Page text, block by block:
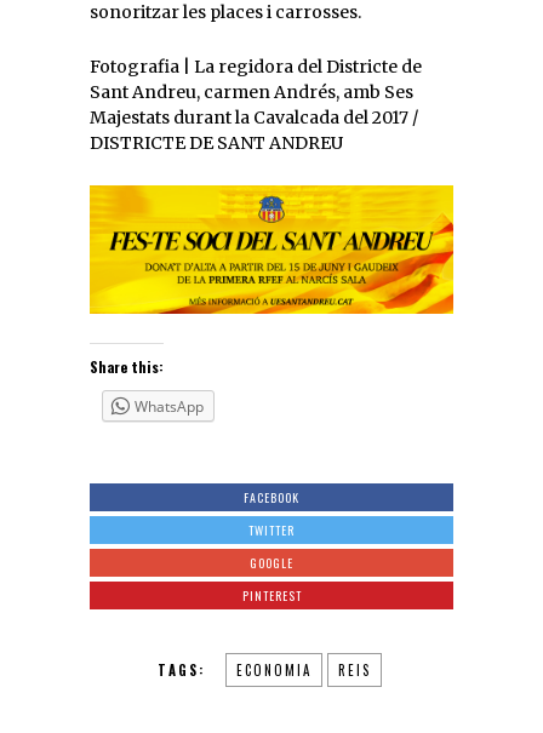
sonoritzar les places i carrosses.
Fotografia | La regidora del Districte de
Sant Andreu, carmen Andrés, amb Ses
Majestats durant la Cavalcada del 2017 /
DISTRICTE DE SANT ANDREU
Share this:
WhatsApp
FACEBOOK
TWITTER
GOOGLE
PINTEREST
TAGS: ECONOMIA REIS